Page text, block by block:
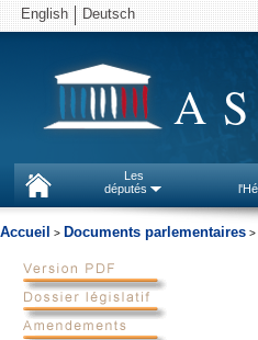
English Deutsch
Les
députés
Accueil > Documents parlementaires >